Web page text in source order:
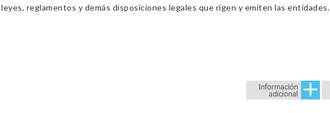
reglamentos y demás disposiciones legales que rigen y emiten las entidades.